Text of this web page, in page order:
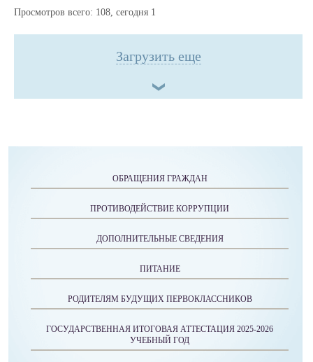
Просмотров всего: 108, сегодня 1
Загрузить еще
ОБРАЩЕНИЯ ГРАЖДАН
ПРОТИВОДЕЙСТВИЕ КОРРУПЦИИ
ДОПОЛНИТЕЛЬНЫЕ СВЕДЕНИЯ
ПИТАНИЕ
РОДИТЕЛЯМ БУДУЩИХ ПЕРВОКЛАССНИКОВ
ГОСУДАРСТВЕННАЯ ИТОГОВАЯ АТТЕСТАЦИЯ 2025-2026
УЧЕБНЫЙ ГОД